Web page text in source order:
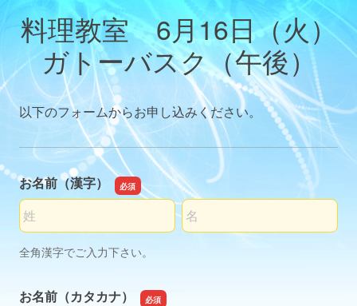
料理教室 6月16日（火）
ガトーバスク（午後）
以下のフォームからお申し込みください。
お名前（漢字）
名前の姓
名前の名
全角漢字でご入力下さい。
お名前（カタカナ）